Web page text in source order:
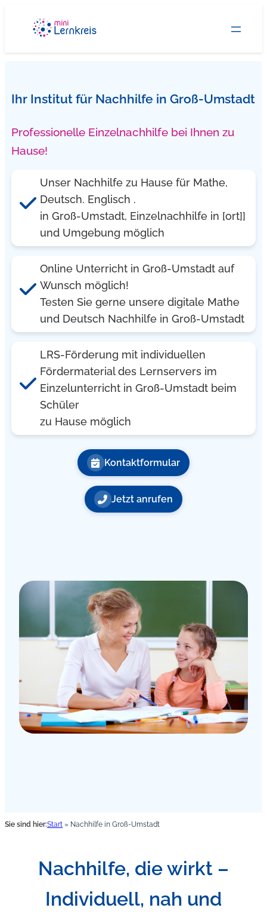
springen
Ihr Institut für Nachhilfe in Groß-Umstadt
Professionelle Einzelnachhilfe bei Ihnen zu
Hause!
Unser Nachhilfe zu Hause für Mathe,
Deutsch. Englisch .
in Groß-Umstadt, Einzelnachhilfe in [ort]]
und Umgebung möglich
Online Unterricht in Groß-Umstadt auf
Wunsch möglich!
Testen Sie gerne unsere digitale Mathe
und Deutsch Nachhilfe in Groß-Umstadt
LRS-Förderung mit individuellen
Fördermaterial des Lernservers im
Einzelunterricht in Groß-Umstadt beim
Schüler
zu Hause möglich
Kontaktformular
Jetzt anrufen
Sie sind hier:Start » Nachhilfe in Groß-Umstadt
Nachhilfe, die wirkt –
Individuell, nah und